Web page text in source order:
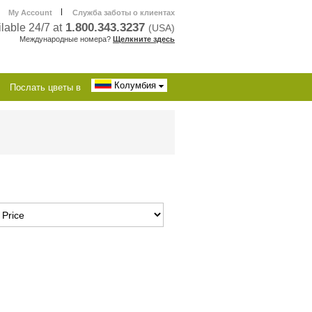
My Account | Служба заботы о клиентах
24/7 at 1.800.343.3237 (USA)
Международные номера? Щелкните здесь
Послать цветы в Колумбия